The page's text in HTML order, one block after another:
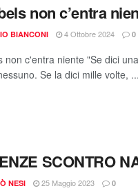
non c’entra
BIANCONI 4 Ottobre 2024 0
non c'entra niente "Se dici
Se la dici mille volte, ...
SCONTRO
NESI 25 Maggio 2023 0